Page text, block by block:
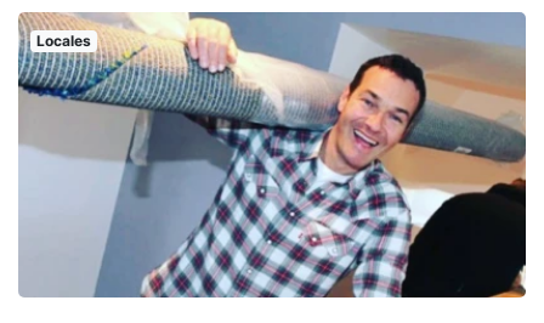
Locales